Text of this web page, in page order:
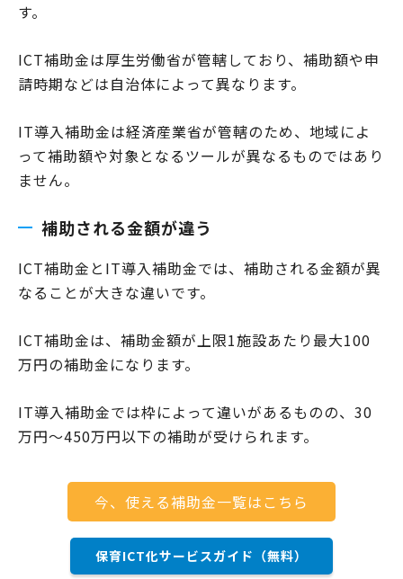
す。
ICT補助金は厚生労働省が管轄しており、補助額や申
請時期などは自治体によって異なります。
IT導入補助金は経済産業省が管轄のため、地域によ
って補助額や対象となるツールが異なるものではあり
ません。
補助される金額が違う
ICT補助金とIT導入補助金では、補助される金額が異
なることが大きな違いです。
ICT補助金は、補助金額が上限1施設あたり最大100
万円の補助金になります。
IT導入補助金では枠によって違いがあるものの、30
万円～450万円以下の補助が受けられます。
今、使える補助金一覧はこちら
保育ICT化サービスガイド（無料）